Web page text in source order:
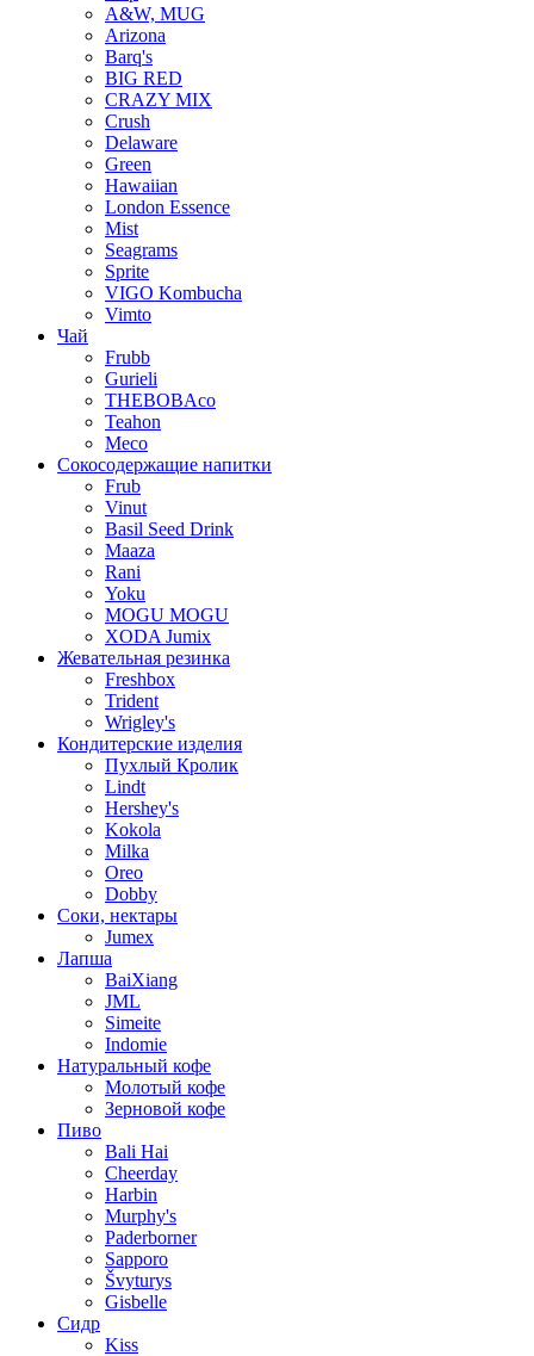
A&W, MUG
Arizona
Barq's
BIG RED
CRAZY MIX
Crush
Delaware
Green
Hawaiian
London Essence
Mist
Seagrams
Sprite
VIGO Kombucha
Vimto
Чай
Frubb
Gurieli
THEBOBAco
Teahon
Meco
Сокосодержащие напитки
Frub
Vinut
Basil Seed Drink
Maaza
Rani
Yoku
MOGU MOGU
XODA Jumix
Жевательная резинка
Freshbox
Trident
Wrigley's
Кондитерские изделия
Пухлый Кролик
Lindt
Hershey's
Kokola
Milka
Oreo
Dobby
Соки, нектары
Jumex
Лапша
BaiXiang
JML
Simeite
Indomie
Натуральный кофе
Молотый кофе
Зерновой кофе
Пиво
Bali Hai
Cheerday
Harbin
Murphy's
Paderborner
Sapporo
Švyturys
Gisbelle
Сидр
Kiss